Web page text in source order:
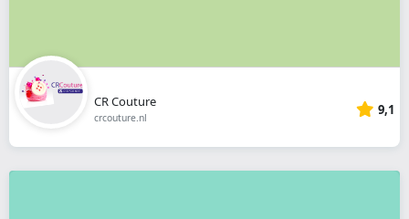
CR Couture
crcouture.nl 9,1